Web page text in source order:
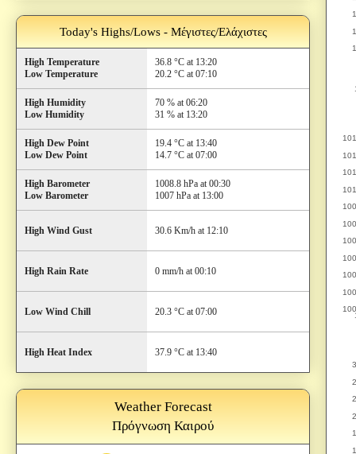
Today's Highs/Lows - Μέγιστες/Ελάχιστες
High Temperature
Low Temperature
36.8 °C at 13:20
20.2 °C at 07:10
High Humidity
Low Humidity
70 % at 06:20
31 % at 13:20
High Dew Point
Low Dew Point
19.4 °C at 13:40
14.7 °C at 07:00
High Barometer
Low Barometer
1008.8 hPa at 00:30
1007 hPa at 13:00
High Wind Gust 30.6 Km/h at 12:10
High Rain Rate 0 mm/h at 00:10
Low Wind Chill 20.3 °C at 07:00
High Heat Index 37.9 °C at 13:40
Weather Forecast
Πρόγνωση Καιρού